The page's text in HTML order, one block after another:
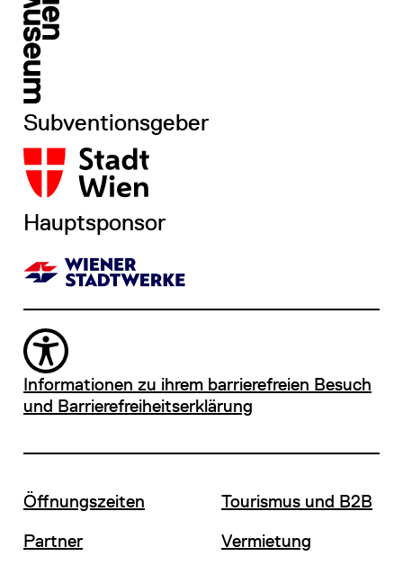
Subventionsgeber
Hauptsponsor
Informationen zu ihrem barrierefreien Besuch
und Barrierefreiheitserklärung
Öffnungszeiten
Partner
Tourismus und B2B
Vermietung